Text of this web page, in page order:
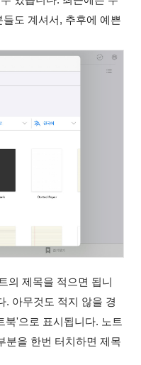
도 계셔서, 추후에 예쁜
의 제목을 적으면 됩니
. 아무것도 적지 않을 경
북'으로 표시됩니다. 노트
분을 한번 터치하면 제목